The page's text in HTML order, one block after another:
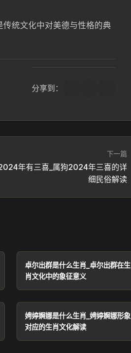
统文化中对美德与性格的典
分享到：
下一篇
年有三喜_属狗2024年三喜的详
细民俗解读
卓尔出群是什么生肖_卓尔出群在生
肖文化中的象征意义
娉婷婀娜是什么生肖_娉婷婀娜形象
对应的生肖文化解读